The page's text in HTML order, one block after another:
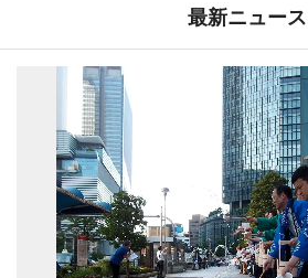
最新ニュース